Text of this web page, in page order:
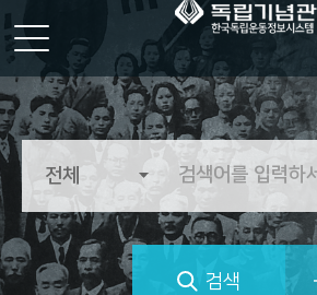
한
독
립
동
정
보
검색